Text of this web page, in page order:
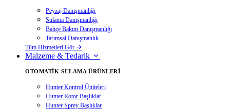
Peyzaj Danışmanlığı
Sulama Danışmanlığı
Bahçe Bakım Danışmanlığı
Tarımsal Danışmanlık
Tüm Hizmetleri Gör
Malzeme & Tedarik
OTOMATIK SULAMA ÜRÜNLERI
Hunter Kontrol Üniteleri
Hunter Rotor Başlıklar
Hunter Sprey Başlıklar